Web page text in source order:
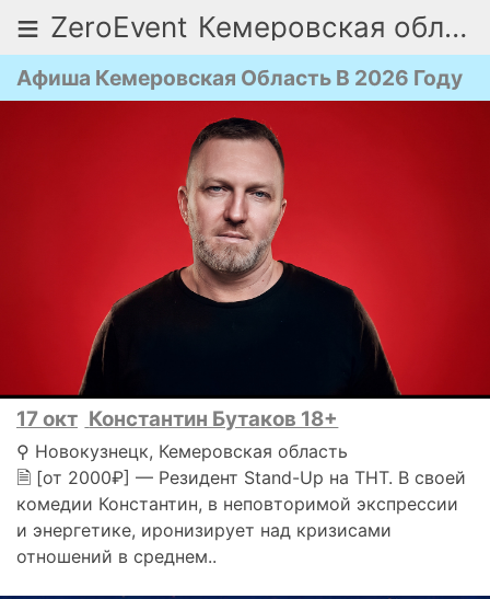
≡ ZeroEvent Кемеровская область
Афиша Кемеровская Область В 2026 Году
17 окт Константин Бутаков 18+
⚲ Новокузнецк, Кемеровская область
🗎 [от 2000₽] — Резидент Stand-Up на ТНТ. В своей
комедии Константин, в неповторимой экспрессии
и энергетике, иронизирует над кризисами
отношений в среднем..